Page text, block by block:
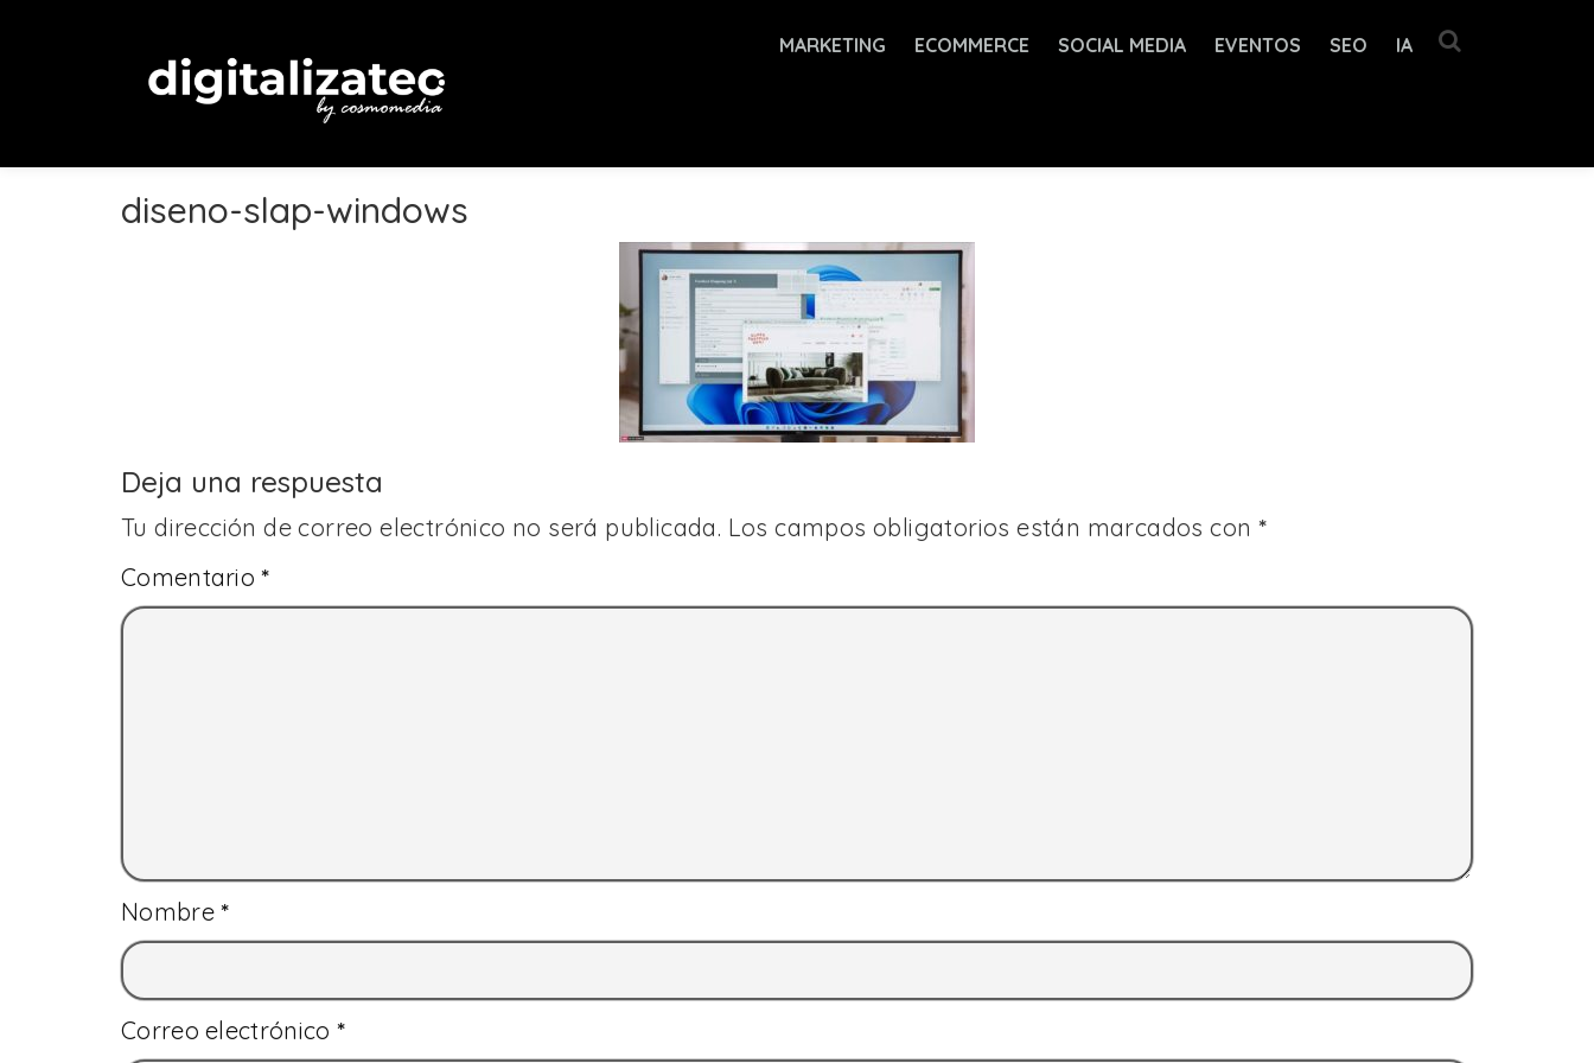
MARKETING ECOMMERCE SOCIAL MEDIA EVENTOS SEO IA
diseno-slap-windows
Deja una respuesta
Tu dirección de correo electrónico no será publicada. Los campos obligatorios están marcados con *
Comentario*
Nombre*
Correo electrónico *